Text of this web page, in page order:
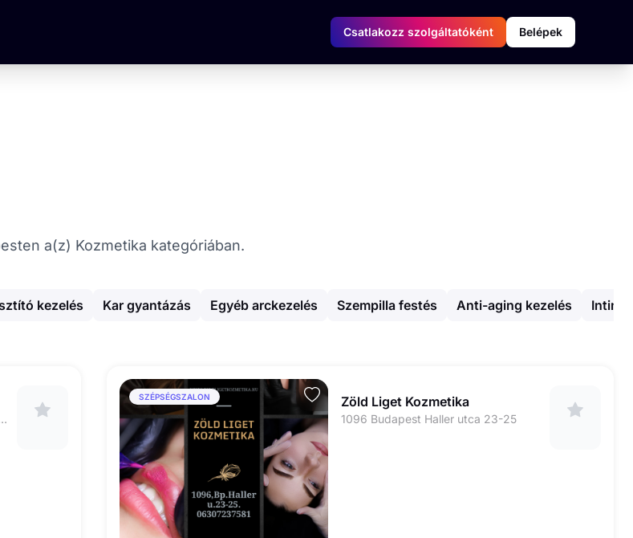
Csatlakozz szolgáltatóként Belépek
a(z) Kozmetika kategóriában.
kezelés Kar gyantázás Egyéb arckezelés Szempilla festés Anti-aging kezelés Intim
Zsilinszky út 55. I/1.
SZÉPSÉGSZALON Zöld Liget Kozmetika
1096 Budapest Haller utca 23-25